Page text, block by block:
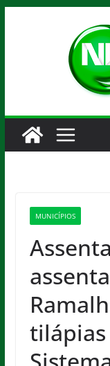
MUNICÍPIOS